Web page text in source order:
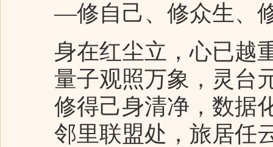
—修自己、修众生、
身在红尘立，心已越
量子观照万象，灵台
修得己身清净，数据
邻里联盟处，旅居任